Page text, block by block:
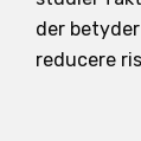
der
reducere